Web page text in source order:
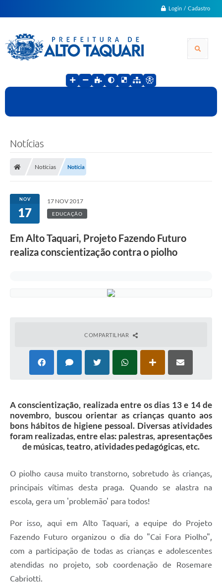
Login / Cadastro
Notícias
Notícias Notícia
NOV
17
17 NOV 2017
EDUCAÇÃO
Em Alto Taquari, Projeto Fazendo Futuro
realiza conscientização contra o piolho
COMPARTILHAR
A conscientização, realizada entre os dias 13 e 14 de
novembro, buscou orientar as crianças quanto aos
bons hábitos de higiene pessoal. Diversas atividades
foram realizadas, entre elas: palestras, apresentações
de músicas, teatro, atividades pedagógicas, etc.
O piolho causa muito transtorno, sobretudo às crianças,
principais vítimas desta praga. Quando se alastra na
escola, gera um 'problemão' para todos!
Por isso, aqui em Alto Taquari, a equipe do Projeto
Fazendo Futuro organizou o dia do "Cai Fora Piolho",
com a participação de todas as crianças e adolescentes
atendidas no projeto, sob coordenação de Rosemare
Cabriotti.